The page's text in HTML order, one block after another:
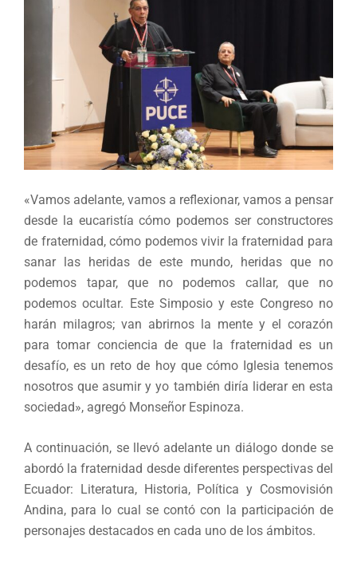
«Vamos adelante, vamos a reflexionar, vamos a pensar
desde la eucaristía cómo podemos ser constructores
de fraternidad, cómo podemos vivir la fraternidad para
sanar las heridas de este mundo, heridas que no
podemos tapar, que no podemos callar, que no
podemos ocultar. Este Simposio y este Congreso no
harán milagros; van abrirnos la mente y el corazón
para tomar conciencia de que la fraternidad es un
desafío, es un reto de hoy que cómo Iglesia tenemos
nosotros que asumir y yo también diría liderar en esta
sociedad», agregó Monseñor Espinoza.
A continuación, se llevó adelante un diálogo donde se
abordó la fraternidad desde diferentes perspectivas del
Ecuador: Literatura, Historia, Política y Cosmovisión
Andina, para lo cual se contó con la participación de
personajes destacados en cada uno de los ámbitos.